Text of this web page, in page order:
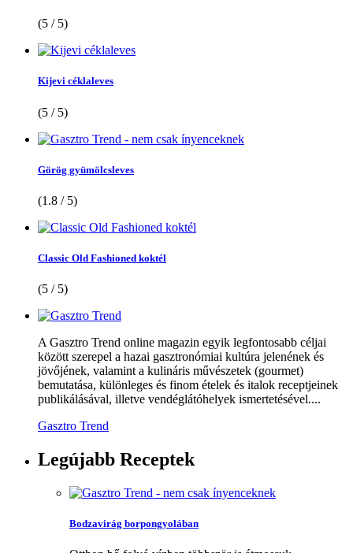
(5 / 5)
Kijevi céklaleves
(5 / 5)
Görög gyümölcsleves
(1.8 / 5)
Classic Old Fashioned koktél
(5 / 5)
A Gasztro Trend online magazin egyik legfontosabb céljai
között szerepel a hazai gasztronómiai kultúra jelenének és
jövőjének, valamint a kulináris művészetek (gourmet)
bemutatása, különleges és finom ételek és italok receptjeinek
publikálásával, illetve vendéglátóhelyek ismertetésével....
Gasztro Trend
Legújabb Receptek
Bodzavirág borpongyolában